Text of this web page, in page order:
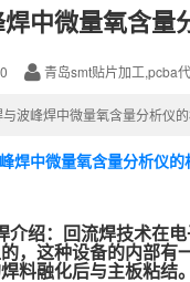
中微量氧含量
青岛smt贴片加工,pcba
波峰焊中微量氧含量分析仪
焊中微量氧含量分析仪的
介绍：回流焊技术在
，这种设备的内部有
料融化后与主板粘结